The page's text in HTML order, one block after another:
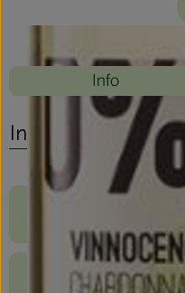
Info
Info
Zutaten